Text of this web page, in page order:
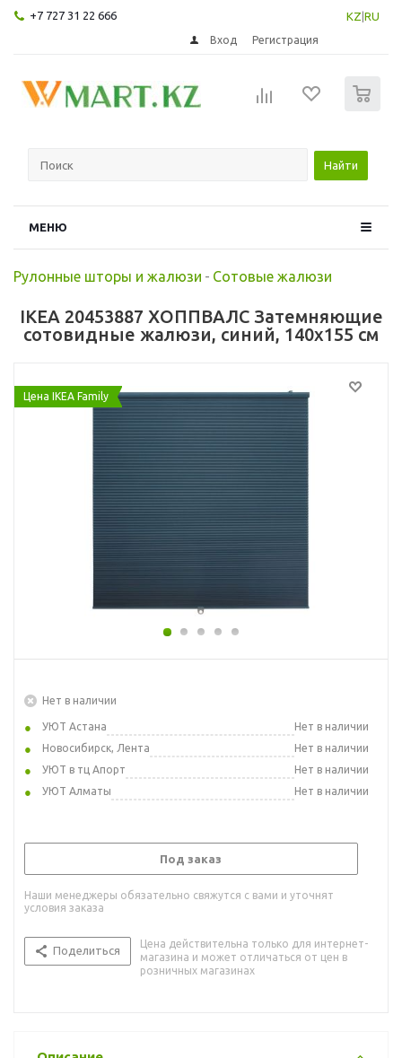
+7 727 31 22 666 KZ RU
Вход Регистрация
Найти
МЕНЮ
Рулонные шторы и жалюзи - Сотовые жалюзи
IKEA 20453887 ХОППВАЛС Затемняющие
сотовидные жалюзи, синий, 140x155 см
Цена IKEA Family
Нет в наличии
УЮТ Астана
Нет в наличии
Новосибирск, Лента
Нет в наличии
УЮТ в тц Апорт
Нет в наличии
УЮТ Алматы
Нет в наличии
Под заказ
Наши менеджеры обязательно свяжутся с вами и уточнят
условия заказа
Поделиться
Цена действительна только для интернет-
магазина и может отличаться от цен в
розничных магазинах